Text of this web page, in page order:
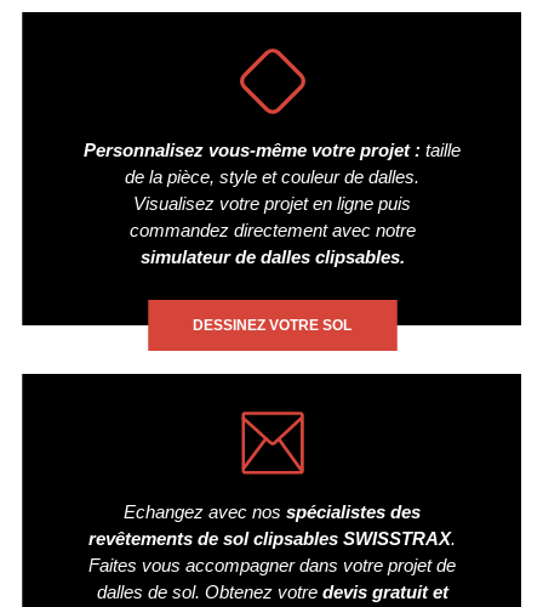
Personnalisez vous-même votre projet : taille
de la pièce, style et couleur de dalles.
Visualisez votre projet en ligne puis
commandez directement avec notre
simulateur de dalles clipsables.
DESSINEZ VOTRE SOL
Echangez avec nos spécialistes des
revêtements de sol clipsables SWISSTRAX.
Faites vous accompagner dans votre projet de
dalles de sol. Obtenez votre devis gratuit et